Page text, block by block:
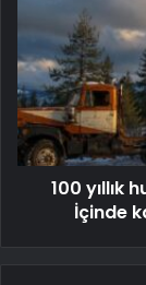
100 yıllık
İçinde